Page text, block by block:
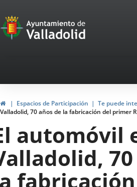
Portal
de
navegación
HomeEspacios de Participación Te puede
Valladolid, 70 años de la fabricación del primer
automóvil